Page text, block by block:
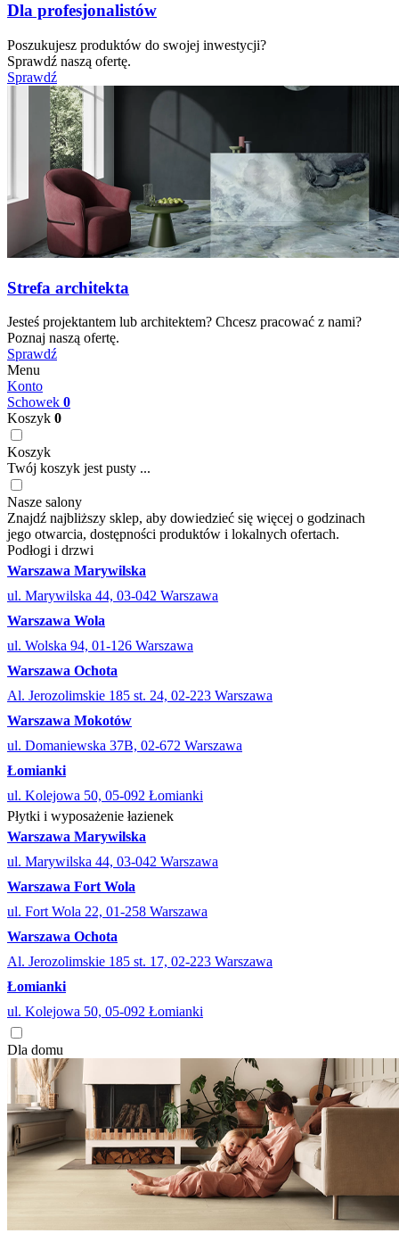
Dla profesjonalistów
Poszukujesz produktów do swojej inwestycji?
Sprawdź naszą ofertę.
Sprawdź
Strefa architekta
Jesteś projektantem lub architektem? Chcesz pracować z nami?
Poznaj naszą ofertę.
Sprawdź
Menu
Konto
Schowek 0
Koszyk 0
Koszyk
Twój koszyk jest pusty ...
Nasze salony
Znajdź najbliższy sklep, aby dowiedzieć się więcej o godzinach
jego otwarcia, dostępności produktów i lokalnych ofertach.
Podłogi i drzwi
Warszawa Marywilska
ul. Marywilska 44, 03-042 Warszawa
Warszawa Wola
ul. Wolska 94, 01-126 Warszawa
Warszawa Ochota
Al. Jerozolimskie 185 st. 24, 02-223 Warszawa
Warszawa Mokotów
ul. Domaniewska 37B, 02-672 Warszawa
Łomianki
ul. Kolejowa 50, 05-092 Łomianki
Płytki i wyposażenie łazienek
Warszawa Marywilska
ul. Marywilska 44, 03-042 Warszawa
Warszawa Fort Wola
ul. Fort Wola 22, 01-258 Warszawa
Warszawa Ochota
Al. Jerozolimskie 185 st. 17, 02-223 Warszawa
Łomianki
ul. Kolejowa 50, 05-092 Łomianki
Dla domu